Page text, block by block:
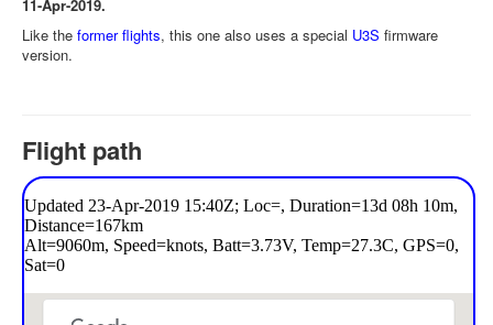
11-Apr-2019.
Like the former flights, this one also uses a special U3S firmware
version.
Flight path